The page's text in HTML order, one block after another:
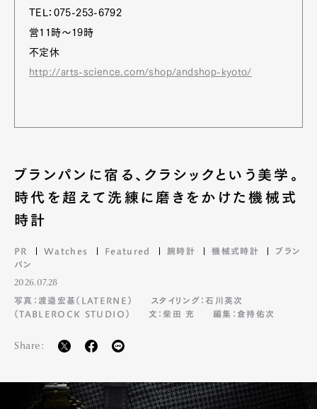
TEL：075-253-6792
営11時～19時
不定休
http://arts-science.com/shop/andshop-kyoto/
ブランパンに宿る、クラシックという美学。
時代を超えて洗練に磨きをかけた機械式
時計
PR Watches Featured 腕時計 機械式時計
ブラン
パン
2026.07.28
写真：渡邉宏基（LATERNE）
スタイリング：石川英次
（TABLEROCK STUDIO）
文：柴田 充 編集：倉持佑次
Share: